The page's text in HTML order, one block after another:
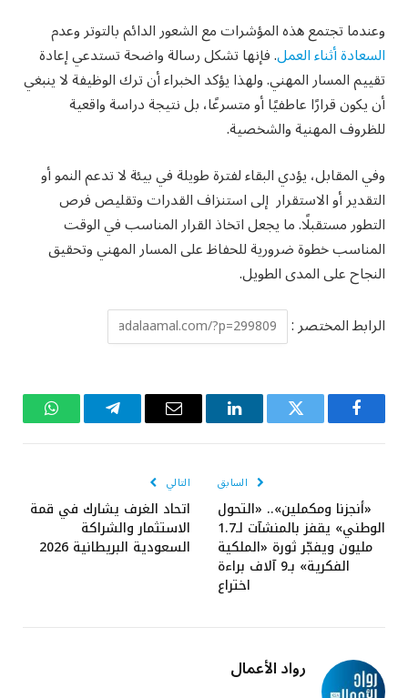
وعندما تجتمع هذه المؤشرات مع الشعور الدائم بالتوتر وعدم
السعادة أثناء العمل. فإنها تشكل رسالة واضحة تستدعي إعادة
تقييم المسار المهني. ولهذا يؤكد الخبراء أن ترك الوظيفة لا ينبغي
أن يكون قرارًا عاطفيًا أو متسرعًا، بل نتيجة دراسة واقعية
للظروف المهنية والشخصية.
وفي المقابل، يؤدي البقاء لفترة طويلة في بيئة لا تدعم النمو أو
التقدير أو الاستقرار إلى استنزاف القدرات وتقليص فرص
التطور مستقبلًا. ما يجعل اتخاذ القرار المناسب في الوقت
المناسب خطوة ضرورية للحفاظ على المسار المهني وتحقيق
النجاح على المدى الطويل.
الرابط المختصر :
فيسبوك تويتر لينكدإن
البريد
تيلقرام واتساب
السابق
«أنجزنا ومكملين».. «التحول
الوطني» يقفز بالمنشآت لـ1.7
مليون ويفجّر ثورة «الملكية
الفكرية» بـ9 آلاف براءة
اختراع
التالي
اتحاد الغرف يشارك في قمة
الاستثمار والشراكة
السعودية البريطانية 2026
رواد الأعمال